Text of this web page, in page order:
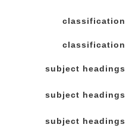
classification
classification
subject headings
subject headings
subject headings